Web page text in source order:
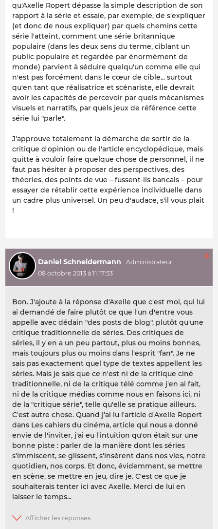
qu'Axelle Ropert dépasse la simple description de son
rapport à la série et essaie, par exemple, de s'expliquer
(et donc de nous expliquer) par quels chemins cette
série l'atteint, comment une série britannique
populaire (dans les deux sens du terme, ciblant un
public populaire et regardée par énormément de
monde) parvient à séduire quelqu'un comme elle qui
n'est pas forcément dans le cœur de cible... surtout
qu'en tant que réalisatrice et scénariste, elle devrait
avoir les capacités de percevoir par quels mécanismes
visuels et narratifs, par quels jeux de référence cette
série lui "parle".
J'approuve totalement la démarche de sortir de la
critique d'opinion ou de l'article encyclopédique, mais
quitte à vouloir faire quelque chose de personnel, il ne
faut pas hésiter à proposer des perspectives, des
théories, des points de vue – fussent-ils bancals – pour
essayer de rétablir cette expérience individuelle dans
un cadre plus universel. Un peu d'audace, s'il vous plaît
!
Daniel Schneidermann
08 octobre 2013 à 11:17:53
0
Bon. J'ajoute à la réponse d'Axelle que c'est moi, qui lui
ai demandé de faire plutôt ce que l'un d'entre vous
appelle avec dédain "des posts de blog", plutôt qu'une
critique traditionnelle de séries. Des critiques de
séries, il y en a un peu partout, plus ou moins bonnes,
mais toujours plus ou moins dans l'esprit "fan". Je ne
sais pas exactement quel type de textes appellent les
séries. Mais je sais que ce n'est ni de la critique ciné
traditionnelle, ni de la critique télé comme j'en ai fait,
ni de la critique médias comme nous en faisons ici, ni
de la "critique série", telle qu'elle se pratique ailleurs.
C'est autre chose. Quand j'ai lu l'article d'Axelle Ropert
dans Les cahiers du cinéma, article qui nous a donné
envie de l'inviter, j'ai eu l'intuition qu'on était sur une
bonne piste : parler de la manière dont les séries
s'immiscent, se glissent, s'insèrent dans nos vies, notre
quotidien, nos corps. Et donc, évidemment, se mettre
en scène, se mettre en jeu, dire je. C'est ce que je
souhaiterais tenter ici avec Axelle. Merci de lui en
laisser le temps...